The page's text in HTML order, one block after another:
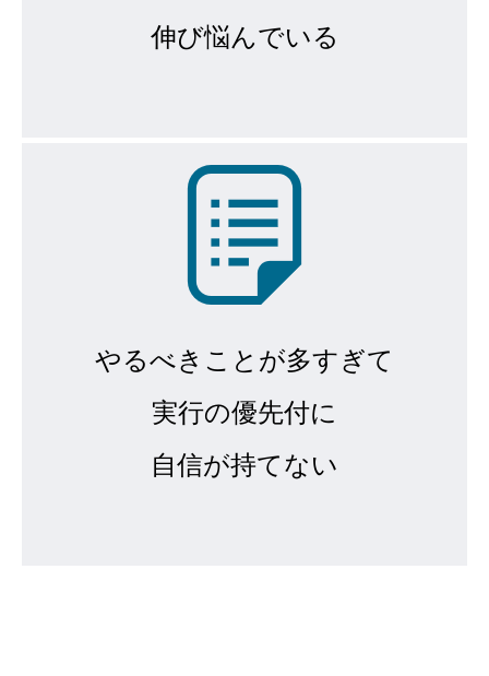
伸び悩んでいる
やるべきことが多すぎて
実行の優先付に
自信が持てない